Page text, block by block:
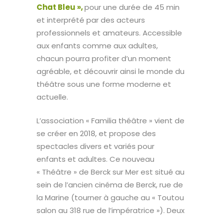
Chat Bleu »,pour une durée de 45 min
et interprété par des acteurs
professionnels et amateurs. Accessible
aux enfants comme aux adultes,
chacun pourra profiter d’un moment
agréable, et découvrir ainsi le monde du
théâtre sous une forme moderne et
actuelle.
L’association « Familia théâtre » vient de
se créer en 2018, et propose des
spectacles divers et variés pour
enfants et adultes. Ce nouveau
« Théâtre » de Berck sur Mer est situé au
sein de l’ancien cinéma de Berck, rue de
la Marine (tourner à gauche au « Toutou
salon au 318 rue de l’impératrice »). Deux